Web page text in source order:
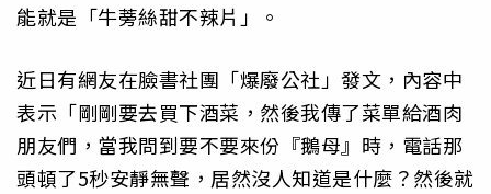
能就是「牛蒡絲甜不辣片」。
近日有網友在臉書社團「爆廢公社」發文，內容中
表示「剛剛要去買下酒菜，然後我傳了菜單給酒肉
朋友們，當我問到要不要來份『鵝母』時，電話那
頭頓了5秒安靜無聲，居然沒人知道是什麼？然後就